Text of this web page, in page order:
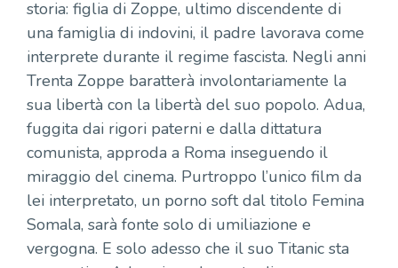
storia: figlia di Zoppe, ultimo discendente di
una famiglia di indovini, il padre lavorava come
interprete durante il regime fascista. Negli anni
Trenta Zoppe baratterà involontariamente la
sua libertà con la libertà del suo popolo. Adua,
fuggita dai rigori paterni e dalla dittatura
comunista, approda a Roma inseguendo il
miraggio del cinema. Purtroppo l’unico film da
lei interpretato, un porno soft dal titolo Femina
Somala, sarà fonte solo di umiliazione e
vergogna. E solo adesso che il suo Titanic sta